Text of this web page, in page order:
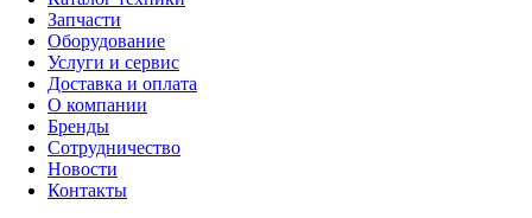
Запчасти
Оборудование
Услуги и сервис
Доставка и оплата
О компании
Бренды
Сотрудничество
Новости
Контакты